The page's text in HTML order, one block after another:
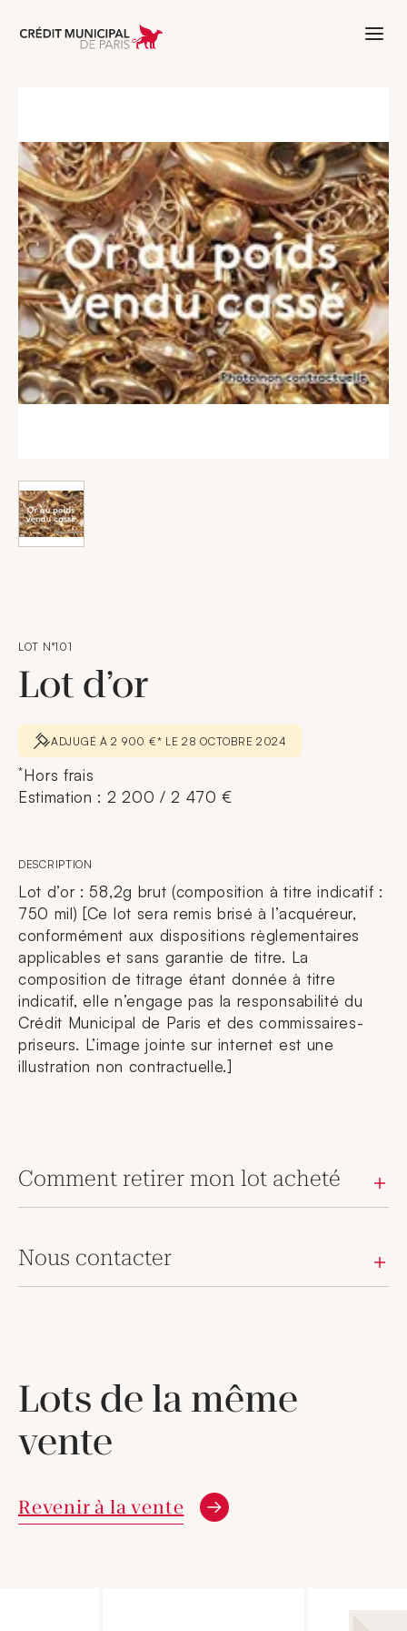
Aller à l'accueil de Crédit Municipal
LOT N°101
Lot d’or
ADJUGÉ À 2 900 €* LE 28 OCTOBRE 2024
*Hors frais
Estimation : 2 200 / 2 470 €
DESCRIPTION
Lot d’or : 58,2g brut (composition à titre indicatif :
750 mil) [Ce lot sera remis brisé à l’acquéreur,
conformément aux dispositions règlementaires
applicables et sans garantie de titre. La
composition de titrage étant donnée à titre
indicatif, elle n’engage pas la responsabilité du
Crédit Municipal de Paris et des commissaires-
priseurs. L’image jointe sur internet est une
illustration non contractuelle.]
Comment retirer mon lot acheté
Nous contacter
Lots de la même
vente
Revenir à la vente